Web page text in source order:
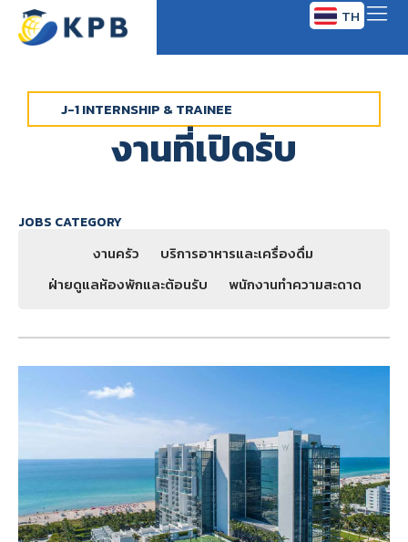
TH
EN
J-1 INTERNSHIP & TRAINEE
งานที่เปิดรับ
JOBS CATEGORY
งานครัว
บริการอาหารและเครื่องดื่ม
ฝ่ายดูแลห้องพักและต้อนรับ
พนักงานทำความสะดาด